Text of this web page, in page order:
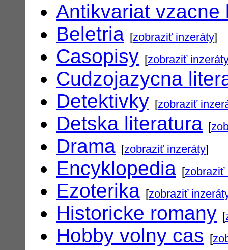
Antikvariat vzacne
Beletria [zobraziť inzeráty]
Casopisy [zobraziť
Cudzojazycna
Detektivky [zobraziť
Detska literatura [
Drama [zobraziť inzeráty]
Encyklopedia [zobraziť
Ezoterika [zobraziť
Historicke romany [
Hobby volny cas [